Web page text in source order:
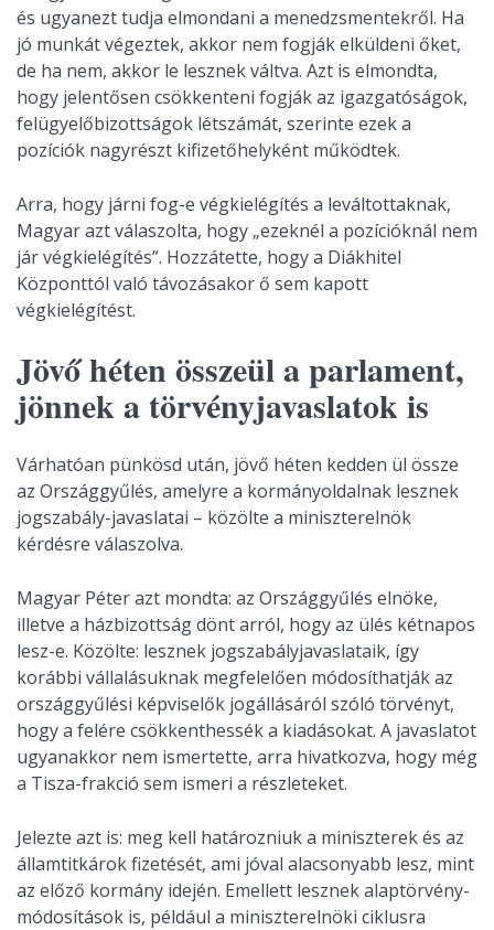
és ugyanezt tudja elmondani a menedzsmentekről. Ha
jó munkát végeztek, akkor nem fogják elküldeni őket,
de ha nem, akkor le lesznek váltva. Azt is elmondta,
hogy jelentősen csökkenteni fogják az igazgatóságok,
felügyelőbizottságok létszámát, szerinte ezek a
pozíciók nagyrészt kifizetőhelyként működtek.
Arra, hogy járni fog-e végkielégítés a leváltottaknak,
Magyar azt válaszolta, hogy „ezeknél a pozícióknál nem
jár végkielégítés”. Hozzátette, hogy a Diákhitel
Központtól való távozásakor ő sem kapott
végkielégítést.
Jövő héten összeül a parlament,
jönnek a törvényjavaslatok is
Várhatóan pünkösd után, jövő héten kedden ül össze
az Országgyűlés, amelyre a kormányoldalnak lesznek
jogszabály-javaslatai – közölte a miniszterelnök
kérdésre válaszolva.
Magyar Péter azt mondta: az Országgyűlés elnöke,
illetve a házbizottság dönt arról, hogy az ülés kétnapos
lesz-e. Közölte: lesznek jogszabályjavaslataik, így
korábbi vállalásuknak megfelelően módosíthatják az
országgyűlési képviselők jogállásáról szóló törvényt,
hogy a felére csökkenthessék a kiadásokat. A javaslatot
ugyanakkor nem ismertette, arra hivatkozva, hogy még
a Tisza-frakció sem ismeri a részleteket.
Jelezte azt is: meg kell határozniuk a miniszterek és az
államtitkárok fizetését, ami jóval alacsonyabb lesz, mint
az előző kormány idején. Emellett lesznek alaptörvény-
módosítások is, például a miniszterelnöki ciklusra